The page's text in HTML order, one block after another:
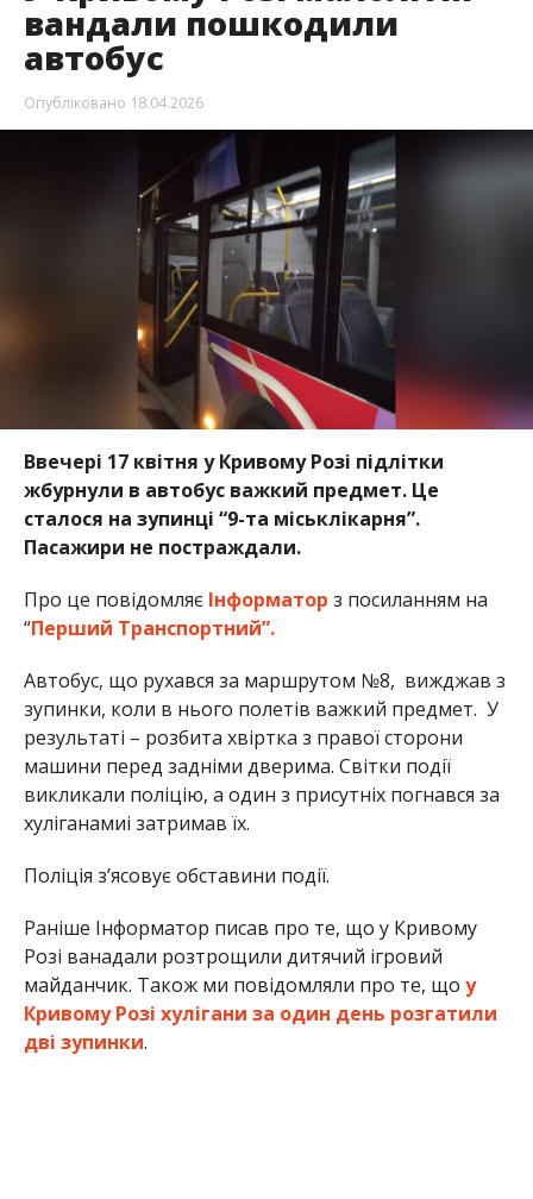
вандали пошкодили
автобус
Опубліковано 18.04.2026
Ввечері 17 квітня у Кривому Розі підлітки
жбурнули в автобус важкий предмет. Це
сталося на зупинці “9-та міськлікарня”.
Пасажири не постраждали.
Про це повідомляє Інформатор з посиланням на
“Перший Транспортний”.
Автобус, що рухався за маршрутом №8, вижджав з
зупинки, коли в нього полетів важкий предмет. У
результаті – розбита хвіртка з правої сторони
машини перед задніми дверима. Світки події
викликали поліцію, а один з присутніх погнався за
хуліганамиі затримав їх.
Поліція з’ясовує обставини події.
Раніше Інформатор писав про те, що у Кривому
Розі ванадали розтрощили дитячий ігровий
майданчик. Також ми повідомляли про те, що у
Кривому Розі хулігани за один день розгатили
дві зупинки.